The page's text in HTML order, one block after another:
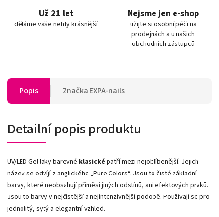
Už 21 let
děláme vaše nehty krásnější
Nejsme jen e-shop
užijte si osobní péči na
prodejnách a u našich
obchodních zástupců
Popis Značka EXPA-nails
Detailní popis produktu
UV/LED Gel laky barevné klasické patří mezi nejoblíbenější. Jejich
název se odvíjí z anglického „Pure Colors“. Jsou to čisté základní
barvy, které neobsahují příměsi jiných odstínů, ani efektových prvků.
Jsou to barvy v nejčistější a nejintenzivnější podobě. Používají se pro
jednolitý, sytý a elegantní vzhled.